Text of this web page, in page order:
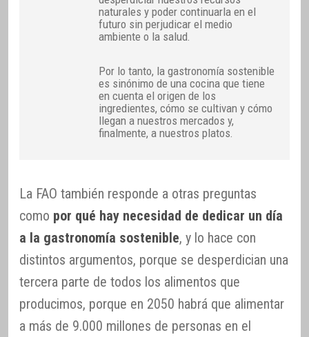
naturales y poder continuarla en el
futuro sin perjudicar el medio
ambiente o la salud.
Por lo tanto, la gastronomía sostenible
es sinónimo de una cocina que tiene
en cuenta el origen de los
ingredientes, cómo se cultivan y cómo
llegan a nuestros mercados y,
finalmente, a nuestros platos.
La FAO también responde a otras preguntas
como por qué hay necesidad de dedicar un día
a la gastronomía sostenible, y lo hace con
distintos argumentos, porque se desperdician una
tercera parte de todos los alimentos que
producimos, porque en 2050 habrá que alimentar
a más de 9.000 millones de personas en el